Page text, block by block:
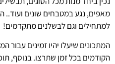
מאפים, נגע במטבחים שונים ועוד..
למתחילים וגם לבשלנים מתקדמים!
המתכונים שיעלו יהיו זמינים עבור
הקודמים בכל זמן שתרצו. בנוסף,